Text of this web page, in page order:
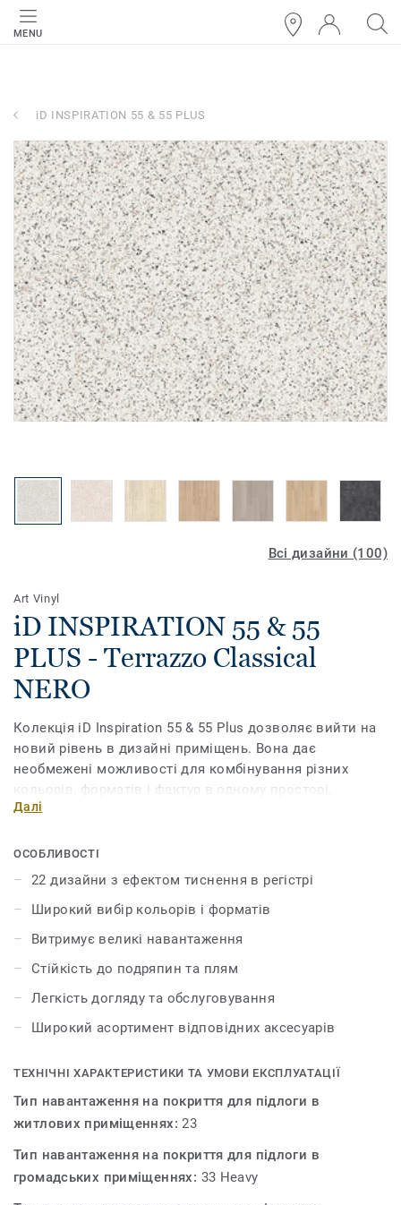
MENU
iD INSPIRATION 55 & 55 PLUS
Всі дизайни (100)
Art Vinyl
iD INSPIRATION 55 & 55
PLUS - Terrazzo Classical
NERO
Колекція iD Inspiration 55 & 55 Plus дозволяє вийти на
новий рівень в дизайні приміщень. Вона дає
необмежені можливості для комбінування різних
кольорів, форматів і фактур в одному просторі.
Поєднайте текстуру дерева, каміння та металу, грайте з
аксесуарами – плінтусами та профілями. iD Inspiration
55 & 55 Plus розсуває межі дозволеного у дизайні і
дозволяє створити інтер’єр вашої мрії. Колекція
пропонує 22 декори, які мають тиснення в регістрі – це
технологія, яка відтворює рельєф і зовнішній вигляд
Далі
ОСОБЛИВОСТІ
22 дизайни з ефектом тиснення в регістрі
Широкий вибір кольорів і форматів
Витримує великі навантаження
Стійкість до подряпин та плям
Легкість догляду та обслуговування
Широкий асортимент відповідних аксесуарів
ТЕХНІЧНІ ХАРАКТЕРИСТИКИ ТА УМОВИ ЕКСПЛУАТАЦІЇ
Тип навантаження на покриття для підлоги в
житлових приміщеннях:23
Тип навантаження на покриття для підлоги в
громадських приміщеннях: 33 Heavy